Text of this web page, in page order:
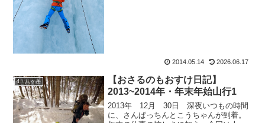
2014.05.14 2026.06.17
4・八ヶ岳
【おさるのもおすけ日記】
2013~2014年・年末年始山行1
2013年 12月 30日 深夜いつもの時間
に、さんぱっちんとこうちゃんが到着。